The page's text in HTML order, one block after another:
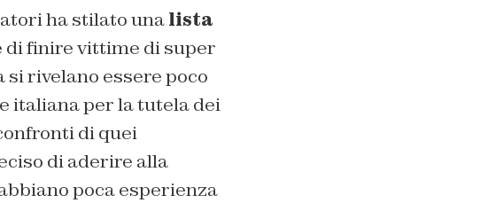
ha stilato unalista
finire vittime di super
rivelano essere poco
italiana per la tutela dei
di quei
di aderire alla
poca esperienza